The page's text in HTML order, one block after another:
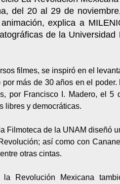
del 20 al 29 de
explica a
de la Universidad
filmes, se inspiró en el
más de 30 años en el
por Francisco I. Madero, el 5
libres y democráticas.
Filmoteca de la UNAM diseñó
así como con
otras cintas.
Revolución Mexicana